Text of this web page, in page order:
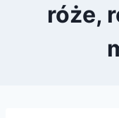
róże,